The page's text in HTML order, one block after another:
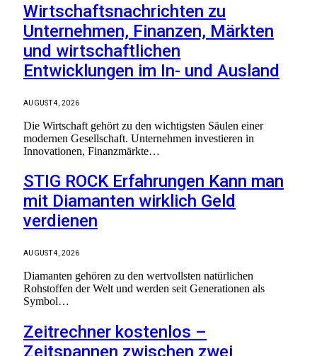
Wirtschaftsnachrichten zu
Unternehmen, Finanzen, Märkten
und wirtschaftlichen
Entwicklungen im In- und Ausland
AUGUST 4, 2026
Die Wirtschaft gehört zu den wichtigsten Säulen einer
modernen Gesellschaft. Unternehmen investieren in
Innovationen, Finanzmärkte…
STIG ROCK Erfahrungen Kann man
mit Diamanten wirklich Geld
verdienen
AUGUST 4, 2026
Diamanten gehören zu den wertvollsten natürlichen
Rohstoffen der Welt und werden seit Generationen als
Symbol…
Zeitrechner kostenlos –
Zeitspannen zwischen zwei